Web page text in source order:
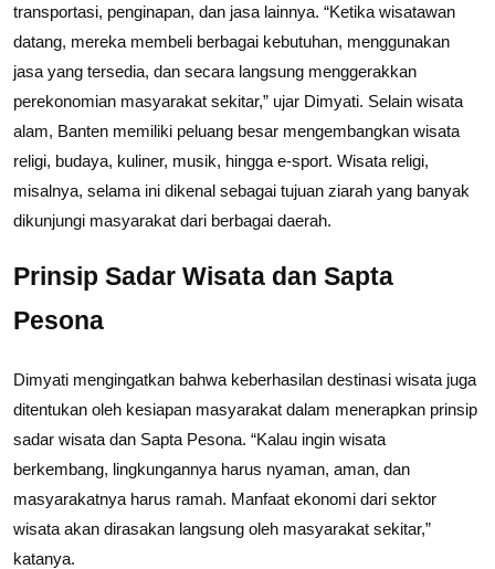
transportasi, penginapan, dan jasa lainnya. “Ketika wisatawan
datang, mereka membeli berbagai kebutuhan, menggunakan
jasa yang tersedia, dan secara langsung menggerakkan
perekonomian masyarakat sekitar,” ujar Dimyati. Selain wisata
alam, Banten memiliki peluang besar mengembangkan wisata
religi, budaya, kuliner, musik, hingga e-sport. Wisata religi,
misalnya, selama ini dikenal sebagai tujuan ziarah yang banyak
dikunjungi masyarakat dari berbagai daerah.
Prinsip Sadar Wisata dan Sapta
Pesona
Dimyati mengingatkan bahwa keberhasilan destinasi wisata juga
ditentukan oleh kesiapan masyarakat dalam menerapkan prinsip
sadar wisata dan Sapta Pesona. “Kalau ingin wisata
berkembang, lingkungannya harus nyaman, aman, dan
masyarakatnya harus ramah. Manfaat ekonomi dari sektor
wisata akan dirasakan langsung oleh masyarakat sekitar,”
katanya.